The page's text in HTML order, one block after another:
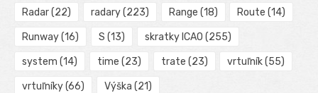
Radar(22) radary(223) Range (18) Route (14)
Runway(16) S (13) skratky ICAO (255)
system (14) time (23) trate (23) vrtuľník(55)
vrtuľníky(66) Výška (21)